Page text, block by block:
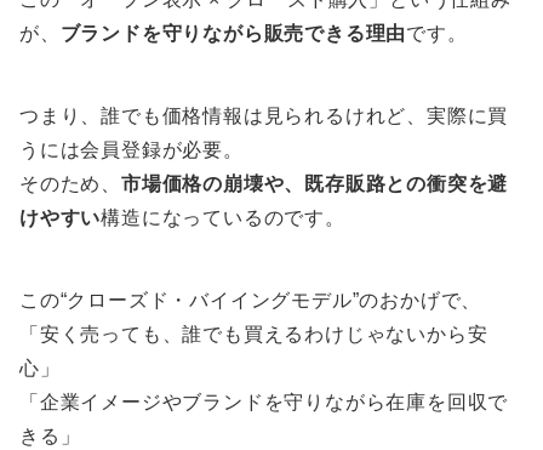
が、 ブランドを守りながら販売できる理由です。
つまり、誰でも価格情報は見られるけれど、実際に買
うには会員登録が必要。
そのため、 市場価格の崩壊や、既存販路との衝突を避
けやすい構造になっているのです。
この“クローズド・バイイングモデル”のおかげで、
「安く売っても、誰でも買えるわけじゃないから安
心」
「企業イメージやブランドを守りながら在庫を回収で
きる」